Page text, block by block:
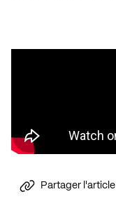
Partager l'article